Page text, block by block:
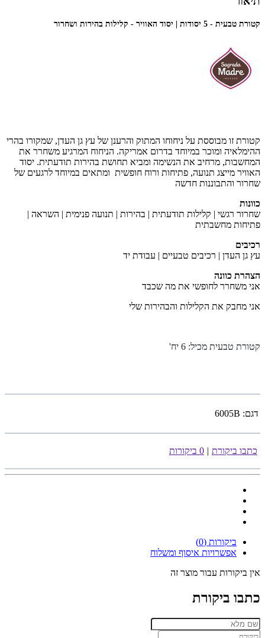
קטורת טבעית - 5 יסודות | יסוד האוויר - קלילות בהירות ושחרור
קטורת זו מבוססת על ניחוחו המתוק והרענן של עץ גן העדן, שמקורו בהרי
ההימלאיה ומוכר במיוחד בדרום אמריקה. הניחוח המרגיע משחרר את
המחשבות, מרחיב את הנשימה ומביא תחושת בהירות תודעתית. יסוד
האוויר מייצג תנועה, פתיחות ורוח חופשית ומתאים במיוחד לרגעים של
שחרור והתבוננות חדשה
כוונות
שחרור רגשי | קלילות תודעתית | בהירות | תנועה פנימית | השראה |
פתיחות מחשבתית
רכיבים
עץ גן העדן | רכיבים טבעיים | עבודת יד
הצהרת כוונה
אני משחרר לחופשי את מה שכבד
אני מחבק את הקלילות והבהירות שלי
קטורת טבעית מכיל: 6 יח '
דגם: 6005B
כתבו ביקורת | 0 ביקורות
ביקורות (0)
אפשרויות איסוף ומשלוח
אין ביקורות עבור מוצר זה
כתבו ביקורת